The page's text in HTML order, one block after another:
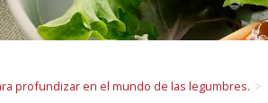
profundizar en el mundo de las legumbres.